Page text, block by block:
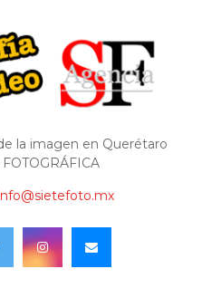
la imagen en Querétaro